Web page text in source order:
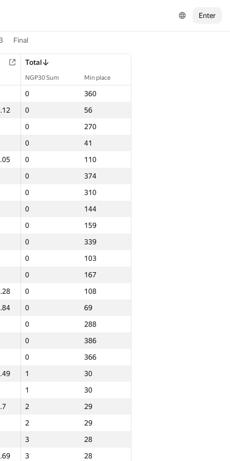
Enter
Final
Total
NGP30 Sum Min place
0
360
0
56
0
270
0
41
0
110
0
374
0
310
0
144
0
159
0
339
0
103
0
167
0
108
0
69
0
288
0
386
0
366
1
30
1
30
2
29
2
29
3
28
3
28
Total
NGP30 Sum Min place